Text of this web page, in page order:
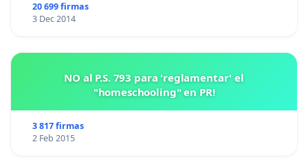
20 699 firmas
3 Dec 2014
NO al P.S. 793 para 'reglamentar' el
"homeschooling" en PR!
3 817 firmas
2 Feb 2015